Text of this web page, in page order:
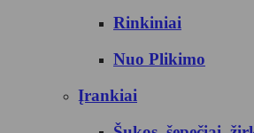
Rinkiniai
Nuo Plikimo
Įrankiai